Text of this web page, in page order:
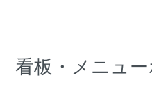
看板・メニュ